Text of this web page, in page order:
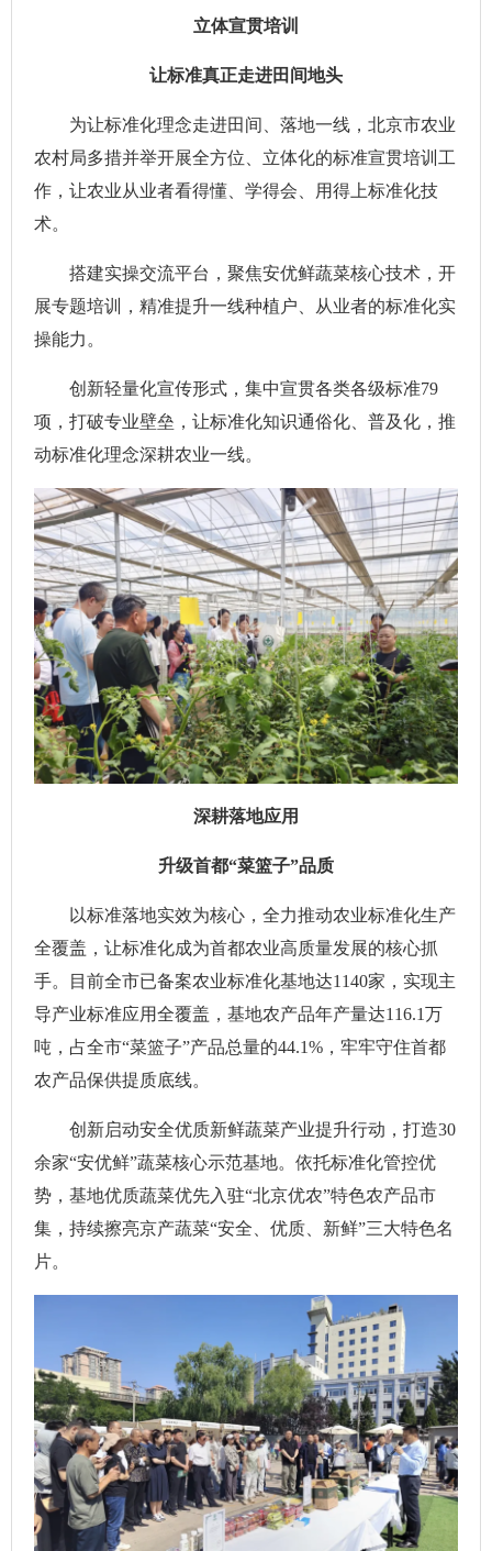
立体宣贯培训
让标准真正走进田间地头
为让标准化理念走进田间、落地一线，北京市农业
农村局多措并举开展全方位、立体化的标准宣贯培训工
作，让农业从业者看得懂、学得会、用得上标准化技
术。
搭建实操交流平台，聚焦安优鲜蔬菜核心技术，开
展专题培训，精准提升一线种植户、从业者的标准化实
操能力。
创新轻量化宣传形式，集中宣贯各类各级标准79
项，打破专业壁垒，让标准化知识通俗化、普及化，推
动标准化理念深耕农业一线。
深耕落地应用
升级首都“菜篮子”品质
以标准落地实效为核心，全力推动农业标准化生产
全覆盖，让标准化成为首都农业高质量发展的核心抓
手。目前全市已备案农业标准化基地达1140家，实现主
导产业标准应用全覆盖，基地农产品年产量达116.1万
吨，占全市“菜篮子”产品总量的44.1%，牢牢守住首都
农产品保供提质底线。
创新启动安全优质新鲜蔬菜产业提升行动，打造30
余家“安优鲜”蔬菜核心示范基地。依托标准化管控优
势，基地优质蔬菜优先入驻“北京优农”特色农产品市
集，持续擦亮京产蔬菜“安全、优质、新鲜”三大特色名
片。